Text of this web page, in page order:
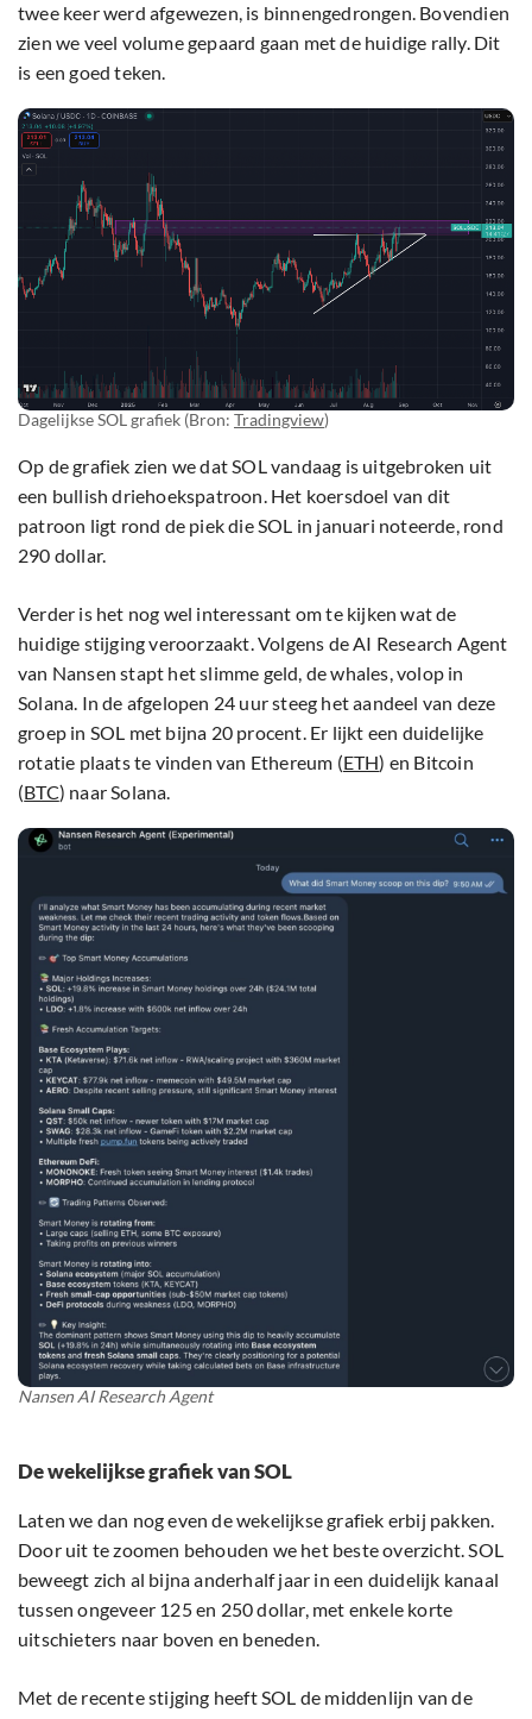
twee keer werd afgewezen, is binnengedrongen. Bovendien
zien we veel volume gepaard gaan met de huidige rally. Dit
is een goed teken.
Dagelijkse SOL grafiek (Bron: Tradingview)
Op de grafiek zien we dat SOL vandaag is uitgebroken uit
een bullish driehoekspatroon. Het koersdoel van dit
patroon ligt rond de piek die SOL in januari noteerde, rond
290 dollar.
Verder is het nog wel interessant om te kijken wat de
huidige stijging veroorzaakt. Volgens de AI Research Agent
van Nansen stapt het slimme geld, de whales, volop in
Solana. In de afgelopen 24 uur steeg het aandeel van deze
groep in SOL met bijna 20 procent. Er lijkt een duidelijke
rotatie plaats te vinden van Ethereum (ETH) en Bitcoin
(BTC) naar Solana.
Nansen AI Research Agent
De wekelijkse grafiek van SOL
Laten we dan nog even de wekelijkse grafiek erbij pakken.
Door uit te zoomen behouden we het beste overzicht. SOL
beweegt zich al bijna anderhalf jaar in een duidelijk kanaal
tussen ongeveer 125 en 250 dollar, met enkele korte
uitschieters naar boven en beneden.
Met de recente stijging heeft SOL de middenlijn van de